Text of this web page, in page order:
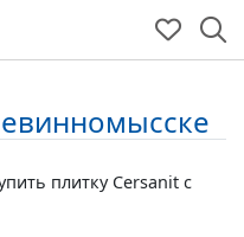
плитку Cersanit с